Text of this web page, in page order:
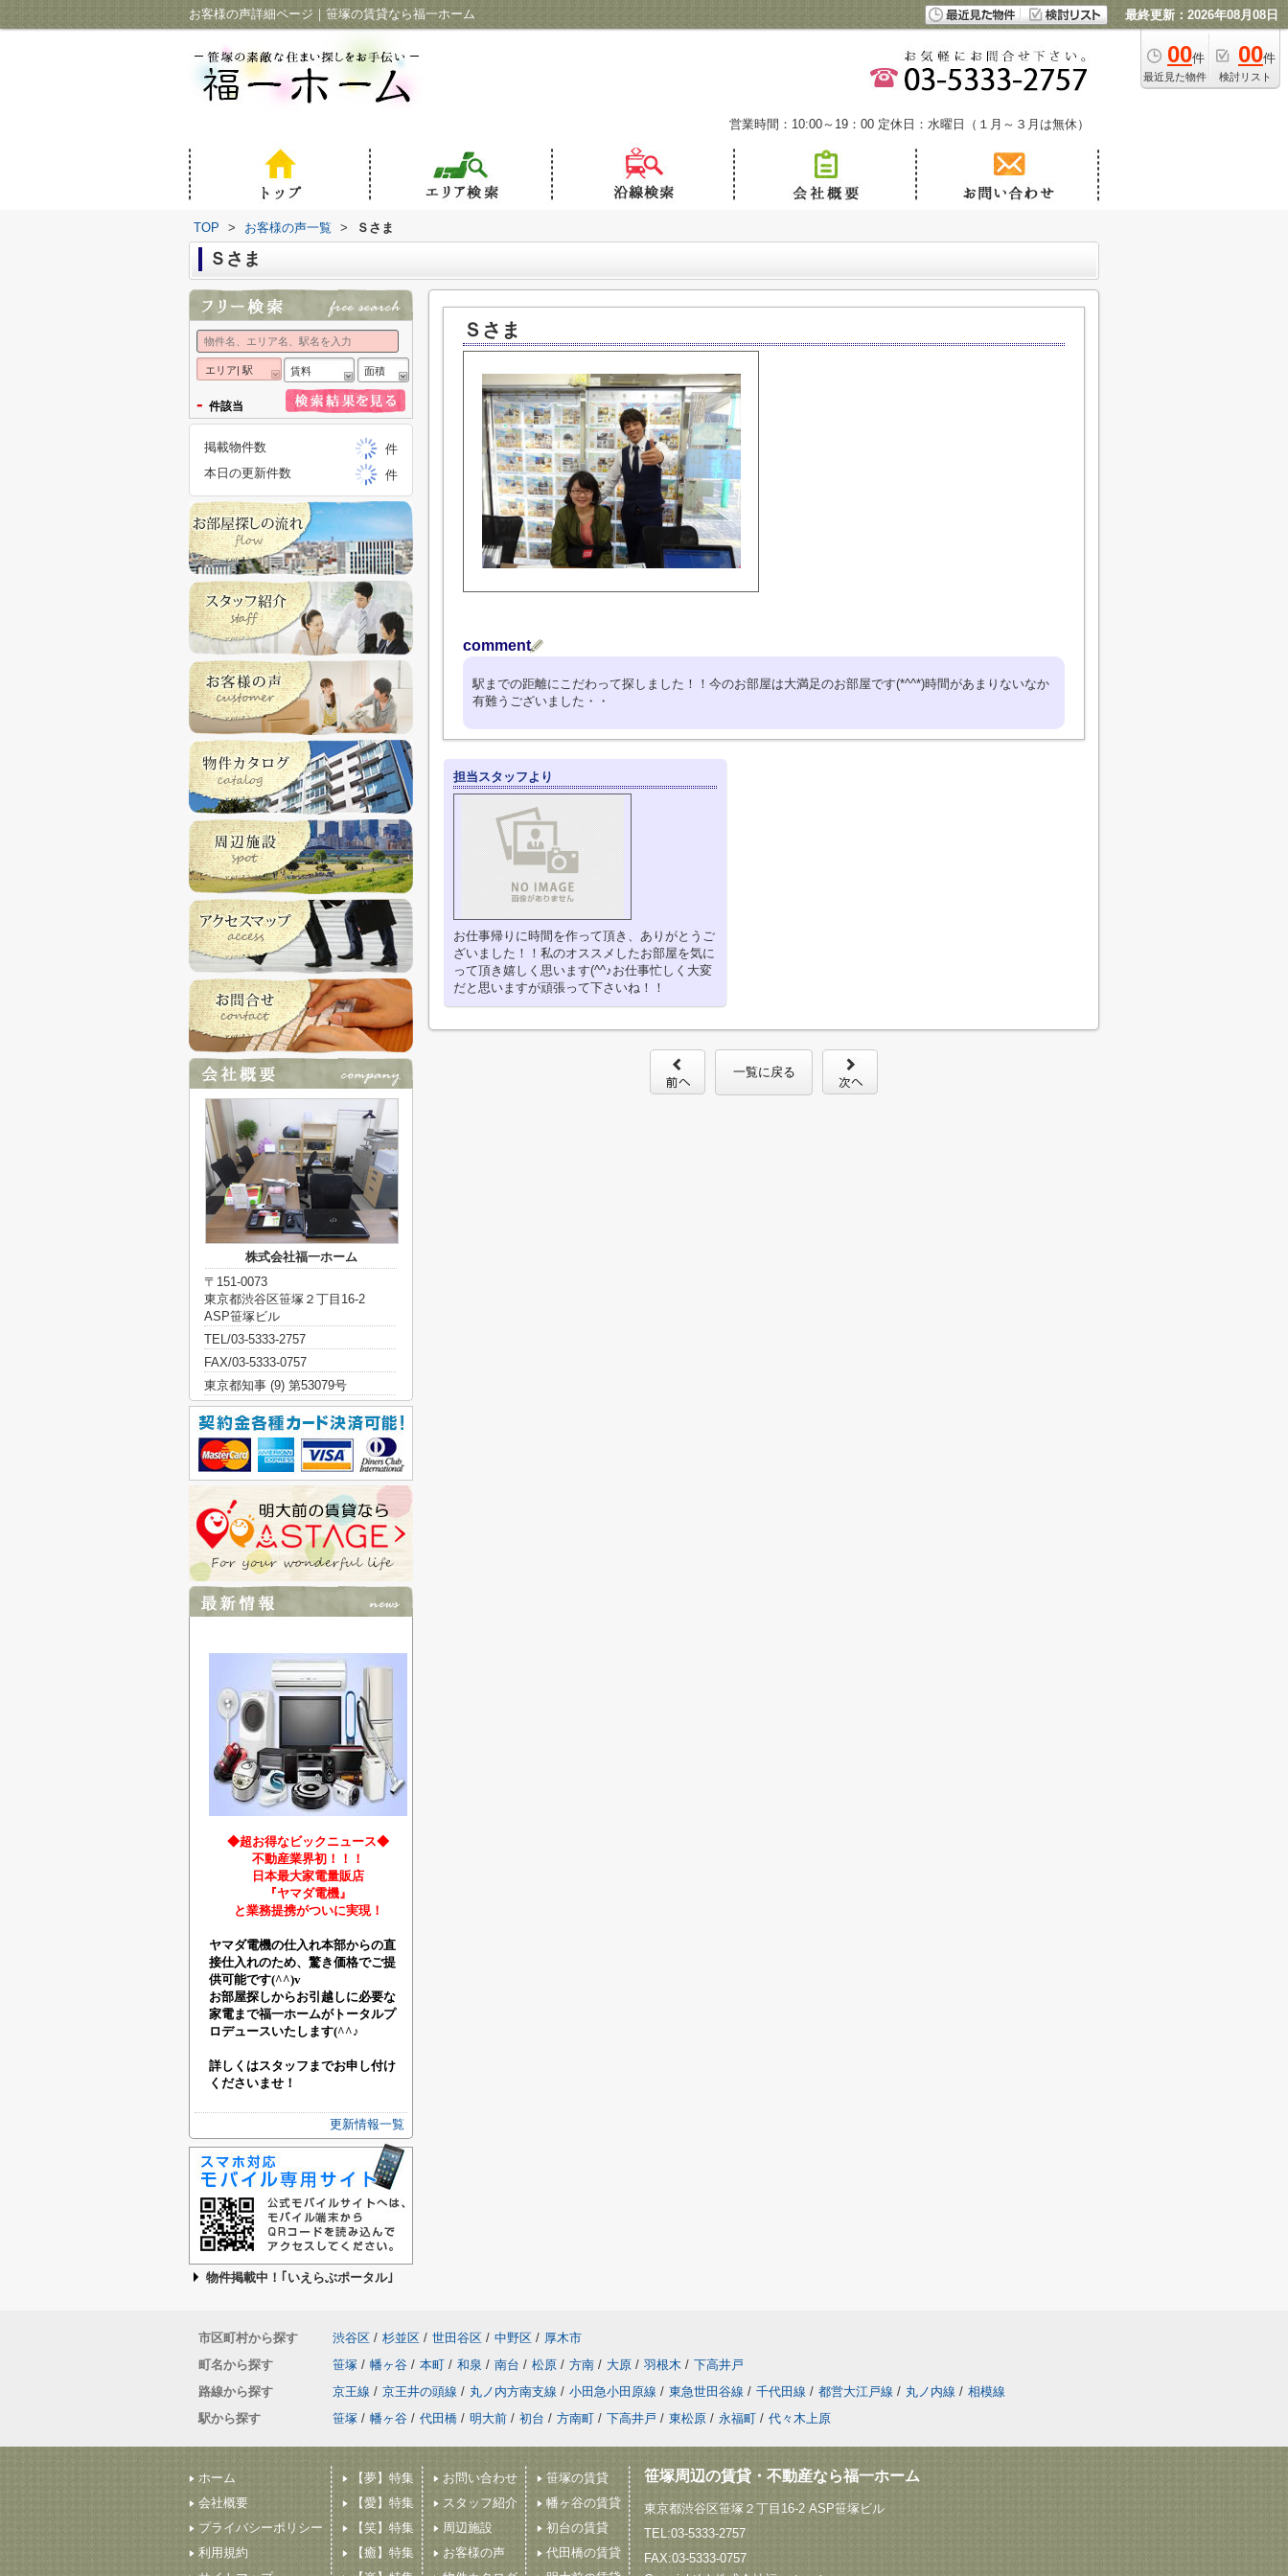
お客様の声詳細ページ｜笹塚の賃貸なら福一ホーム 最終更新：2026年08月08日
00件
最近見た物件
00件
検討リスト
営業時間：10:00～19：00 定休日：水曜日（１月～３月は無休）
TOP > お客様の声一覧 > Ｓさま
Ｓさま
Ｓさま
comment
駅までの距離にこだわって探しました！！今のお部屋は大満足のお部屋です(*^^*)時間があまりないなか
有難うございました・・
担当スタッフより
お仕事帰りに時間を作って頂き、ありがとうご
ざいました！！私のオススメしたお部屋を気に
って頂き嬉しく思います(^^♪お仕事忙しく大変
だと思いますが頑張って下さいね！！
一覧に戻る
エリア| 駅 賃料 面積
- 件該当
掲載物件数
件
本日の更新件数
件
株式会社福一ホーム
〒151-0073
東京都渋谷区笹塚２丁目16-2
ASP笹塚ビル
TEL/03-5333-2757
FAX/03-5333-0757
東京都知事 (9) 第53079号
◆超お得なビックニュース◆
不動産業界初！！！
日本最大家電量販店
『ヤマダ電機』
と業務提携がついに実現！
ヤマダ電機の仕入れ本部からの直
接仕入れのため、驚き価格でご提
供可能です(^^)v
お部屋探しからお引越しに必要な
家電まで福一ホームがトータルプ
ロデュースいたします(^^♪
詳しくはスタッフまでお申し付け
くださいませ！
更新情報一覧
物件掲載中！｢いえらぶポータル｣
市区町村から探す 渋谷区 / 杉並区 / 世田谷区 / 中野区 / 厚木市
町名から探す
笹塚 / 幡ヶ谷 / 本町 / 和泉 / 南台 / 松原 / 方南 / 大原 / 羽根木 / 下高井戸
路線から探す
京王線 / 京王井の頭線 / 丸ノ内方南支線 / 小田急小田原線 / 東急世田谷線 / 千代田線 / 都営大江戸線 / 丸ノ内線 / 相模線
駅から探す
笹塚 / 幡ヶ谷 / 代田橋 / 明大前 / 初台 / 方南町 / 下高井戸 / 東松原 / 永福町 / 代々木上原
ホーム
会社概要
プライバシーポリシー
利用規約
【夢】特集
【愛】特集
【笑】特集
【癒】特集
お問い合わせ
スタッフ紹介
周辺施設
お客様の声
笹塚の賃貸
幡ヶ谷の賃貸
初台の賃貸
代田橋の賃貸
笹塚周辺の賃貸・不動産なら福一ホーム
東京都渋谷区笹塚２丁目16-2 ASP笹塚ビル
TEL:03-5333-2757
FAX:03-5333-0757